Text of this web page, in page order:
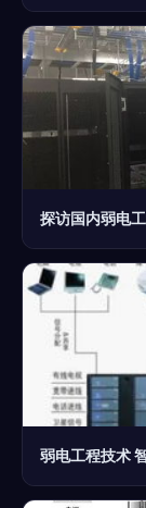
探访国内弱电
弱电工程技术